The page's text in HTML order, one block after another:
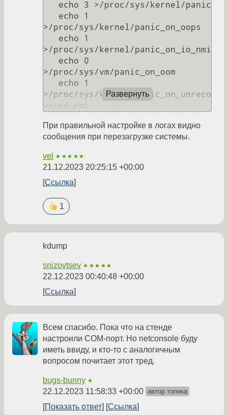
>/proc/sys/kernel/panic_on_oops
>/proc/sys/kernel/panic_on_io_nmi
>/proc/sys/vm/panic_on_oom
>/proc/sys/kernel/panic_on_unreco
Развернуть
При правильной настройке в логах видно
сообщения при перезагрузке системы.
vel ★★★★★
21.12.2023 20:25:15 +00:00
Ссылка
1
kdump
snizovtsev ★★★★★
22.12.2023 00:40:48 +00:00
Ссылка
Всем спасибо. Пока что на стенде
настроили COM-порт. Но netconsole буду
иметь ввиду, и кто-то с аналогичным
вопросом почитает этот тред.
bugs-bunny ★
22.12.2023 11:58:33 +00:00 автор топика
Показать ответ Ссылка